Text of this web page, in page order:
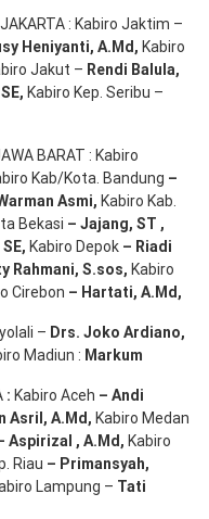
JAKARTA : Kabiro Jaktim –
Heniyanti, A.Md, Kabiro
Jakut – Rendi Balula,
, Kabiro Kep. Seribu –
BARAT : Kabiro
Kab/Kota. Bandung –
Asmi, Kabiro Kab.
Bekasi – Jajang, ST ,
SE, Kabiro Depok – Riadi
Rahmani, S.sos, Kabiro
Cirebon – Hartati, A.Md,
– Drs. Joko Ardiano,
Madiun : Markum
: Kabiro Aceh – Andi
Asril, A.Md, Kabiro Medan
Aspirizal , A.Md, Kabiro
Riau – Primansyah,
Lampung – Tati